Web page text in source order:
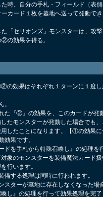
時、自分の手札・フィールド（表側
ーカード１枚を墓地へ送って発動で
「セリオンズ」モンスターは、攻
の効果を得る。
の効果はそれぞれ１ターンに１度し
。
た『②』の効果を、このカードが発
たモンスターが発動した場合でも
したことになります。【①の効果に
効果です。
ドを手札から特殊召喚し』の処理を
象のモンスターを装備魔法カード扱
行います。
備する処理は同時に行われます。
スターが墓地に存在しなくなった場
し』の処理を行って効果処理を完了